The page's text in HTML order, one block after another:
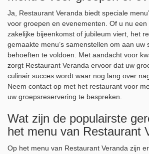
Ja, Restaurant Veranda biedt speciale
voor groepen en evenementen. Of u nu een
zakelijke bijeenkomst of jubileum viert, het
gemaakte menu’s samenstellen om aan uw
behoeften te voldoen. Met aandacht voor
zorgt Restaurant Veranda ervoor dat uw
culinair succes wordt waar nog lang over
Neem contact op met het restaurant voor
uw groepsreservering te bespreken.
Wat zijn de populairste
het menu van Restaurant
Op het menu van Restaurant Veranda zijn